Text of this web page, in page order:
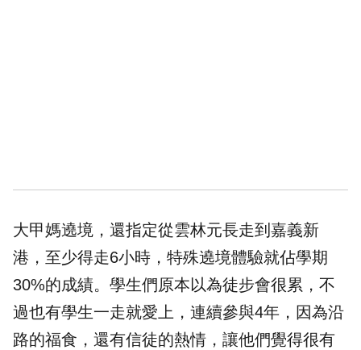
大甲媽遶境，還指定從雲林元長走到嘉義新
港，至少得走6小時，特殊遶境體驗就佔學期
30%的成績。學生們原本以為徒步會很累，不
過也有學生一走就愛上，連續參與4年，因為沿
路的福食，還有信徒的熱情，讓他們覺得很有